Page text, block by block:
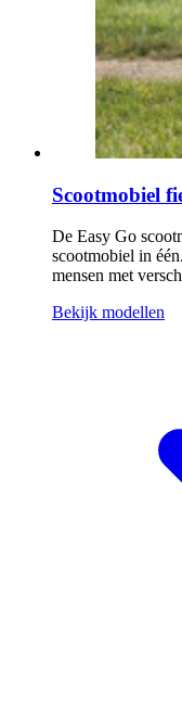
Scootmobiel
De Easy Go
scootmobiel in
mensen met
Bekijk modellen